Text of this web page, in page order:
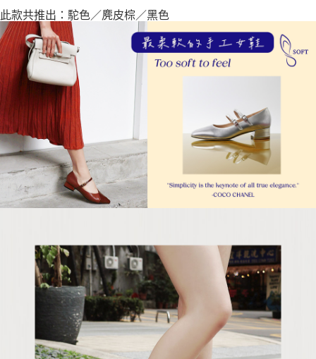
※ 交易是否成功請以「AFTEE先享後付 」之結帳頁面顯示為準，若有關於
是否繳費成功／繳費後需取消欲退款等相關疑問，請聯繫「AFTEE先享後付
客戶支援中心」
https://netprotections.freshdesk.com/support/home
【注意事項】
１．透過由恩沛科技股份有限公司提供之「AFTEE先享後付」服務完成之交
易，需依本服務之必要範圍內提供個人資料，並將交易相關給付款項請求債
權轉讓予恩沛科技股份有限公司。
２．關於個人資料處理事宜，請瀏覽以下網址：
https://aftee.tw/terms/#terms3
３．未成年的使用者請事先徵得法定代理人或監護人之同意方可使用
「AFTEE先享後付」，若未經同意申辦者引起之損失，本公司不負相關責
任。
４．使用「AFTEE先享後付」時，將依據個別帳號之用戶狀況，依本公司即
時審查核予不同之上限額度；若仍有額度不足之情形，本公司將視審查結果
請求用戶進行身份認證。
５．嚴禁一人註冊多個帳號或使用他人資訊註冊。若發現惡意使用之情形，
此款共推出：駝色／麂皮棕／黑色